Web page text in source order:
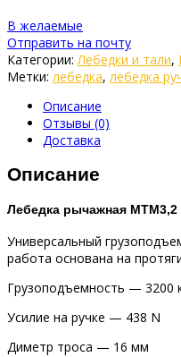
В желаемые
Отправить на почту
Категории: Лебедки и тали,
Метки: лебедка, лебедка
Описание
Отзывы (0)
Доставка
Описание
Лебедка рычажная МТМ3,2
Универсальный
работа основана на
Грузоподъемность — 3200
Усилие на ручке — 438 N
Диметр троса — 16 мм